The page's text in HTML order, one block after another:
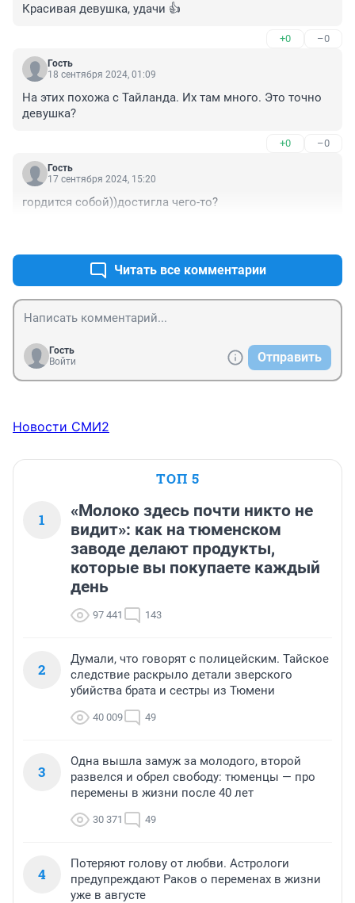
Красивая девушка, удачи 👍
+0 –0
Гость
18 сентября 2024, 01:09
На этих похожа с Тайланда. Их там много. Это точно
девушка?
+0 –0
Гость
17 сентября 2024, 15:20
гордится собой))достигла чего-то?
Читать все комментарии
Гость
Войти
Отправить
Новости СМИ2
ТОП 5
1
«Молоко здесь почти никто не
видит»: как на тюменском
заводе делают продукты,
которые вы покупаете каждый
день
97 441 143
2
Думали, что говорят с полицейским. Тайское
следствие раскрыло детали зверского
убийства брата и сестры из Тюмени
40 009 49
3
Одна вышла замуж за молодого, второй
развелся и обрел свободу: тюменцы — про
перемены в жизни после 40 лет
30 371 49
4
Потеряют голову от любви. Астрологи
предупреждают Раков о переменах в жизни
уже в августе